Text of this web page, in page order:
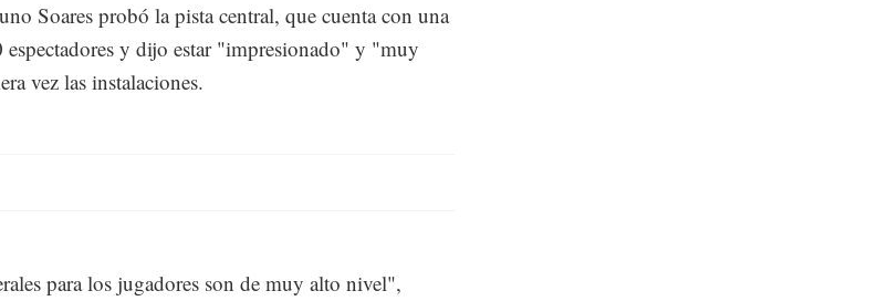
Soares probó la pista central, que cuenta con una
espectadores y dijo estar "impresionado" y "muy
vez las instalaciones.
para los jugadores son de muy alto nivel",